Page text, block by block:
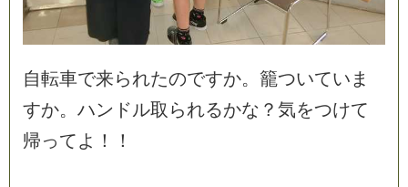
自転車で来られたのですか。 籠ついてい ま
すか。 ハン ドル取 られるかな ？ 気をつけて
帰って よ ！ ！